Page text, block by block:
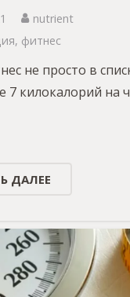
nutrient
, фитнес
не просто в
7 килокалорий на
ДАЛЕЕ